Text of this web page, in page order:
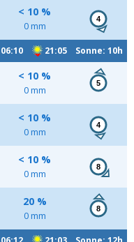
< 10 %
0 mm
4
06:10 21:05 Sonne: 10h
< 10 %
0 mm
5
< 10 %
0 mm
4
< 10 %
0 mm
8
20 %
0 mm
8